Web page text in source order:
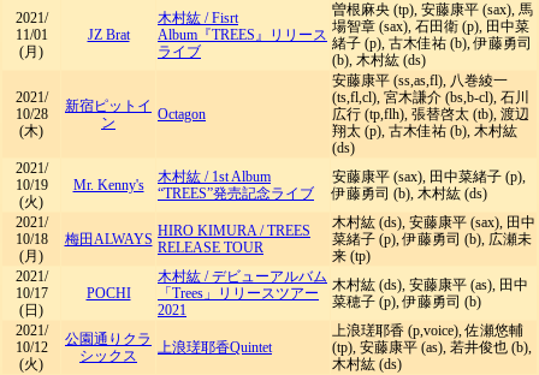
2021/
11/01
(月)
JZ Brat
木村紘 /Fisrt
Album『TREES』リリース
ライブ
曽根麻央 (tp), 安藤康平 (sax), 馬
場智章 (sax), 石田衛 (p), 田中菜
緒子 (p), 古木佳祐 (b), 伊藤勇司
(b), 木村紘 (ds)
2021/
10/28
(木)
新宿ピットイ
ン
Octagon
安藤康平 (ss,as,fl), 八巻綾一
(ts,fl,cl), 宮木謙介 (bs,b-cl), 石川
広行 (tp,flh), 張替啓太 (tb), 渡辺
翔太 (p), 古木佳祐 (b), 木村紘
(ds)
2021/
10/19
(火)
Mr. Kenny's 木村紘 / 1st Album
“TREES”発売記念ライブ
安藤康平 (sax), 田中菜緒子 (p),
伊藤勇司 (b), 木村紘 (ds)
2021/
10/18
(月)
梅田ALWAYS HIRO KIMURA/TREES
RELEASE TOUR
木村紘 (ds), 安藤康平 (sax), 田中
菜緒子 (p), 伊藤勇司 (b), 広瀬未
来 (tp)
2021/
10/17
(日)
POCHI
木村紘 /デビューアルバム
「Trees」リリースツアー
2021
木村紘 (ds), 安藤康平 (as), 田中
菜穂子 (p), 伊藤勇司 (b)
2021/
10/12
(火)
公園通りクラ
シックス
上浪瑳耶香Quintet
上浪瑳耶香 (p,voice), 佐瀬悠輔
(tp), 安藤康平 (as), 若井俊也 (b),
木村紘 (ds)